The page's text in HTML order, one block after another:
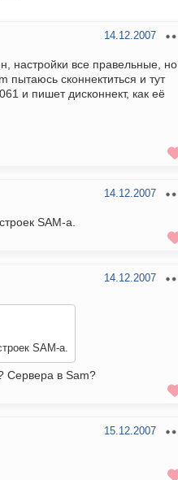
14.12.2007
настройки все правельные, но
пытаюсь сконнектиться и тут
и пишет дисконнект, как её
14.12.2007
SAM-а.
14.12.2007
SAM-а.
Сервера в Sam?
15.12.2007